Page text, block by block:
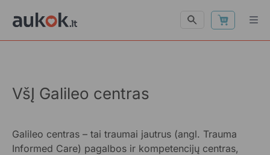
VšĮ Galileo centras
Galileo centras – tai traumai jautrus (angl. Trauma
Informed Care) pagalbos ir kompetencijų centras,